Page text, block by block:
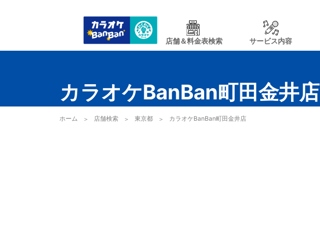
店舗＆料金表検索 サービス内容
カラオケBanBan町田金井店
ホーム 店舗検索 東京都 カラオケBanBan町田金井店